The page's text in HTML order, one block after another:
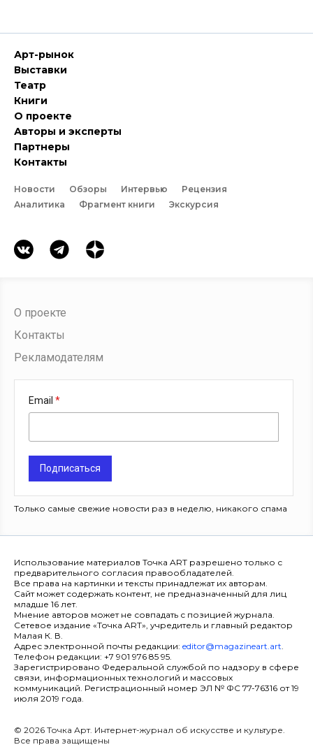
Арт-рынок
Выставки
Театр
Книги
О проекте
Авторы и эксперты
Партнеры
Контакты
Новости Обзоры Интервью
Рецензия
Аналитика
Фрагмент книги Экскурсия
О проекте
Контакты
Рекламодателям
Email
Подписаться
Только самые свежие новости раз в неделю, никакого спама
Использование материалов Точка ART разрешено только с
предварительного согласия правообладателей.
Все права на картинки и тексты принадлежат их авторам.
Сайт может содержать контент, не предназначенный для лиц
младше 16 лет.
Мнение авторов может не совпадать с позицией журнала.
Сетевое издание «Точка ART», учредитель и главный редактор
Малая К. В.
Адрес электронной почты редакции: editor@magazineart.art.
Телефон редакции: +7 901 976 85 95.
Зарегистрировано Федеральной службой по надзору в сфере
связи, информационных технологий и массовых
коммуникаций. Регистрационный номер ЭЛ № ФС 77-76316 от 19
июля 2019 года.
© 2026 Точка Арт. Интернет-журнал об искусстве и культуре.
Все права защищены